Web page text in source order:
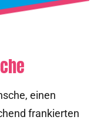
einen
frankierten